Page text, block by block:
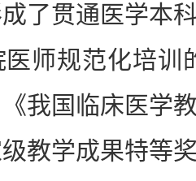
了贯通医学本
师规范化培训
我国临床医学
教学成果特等